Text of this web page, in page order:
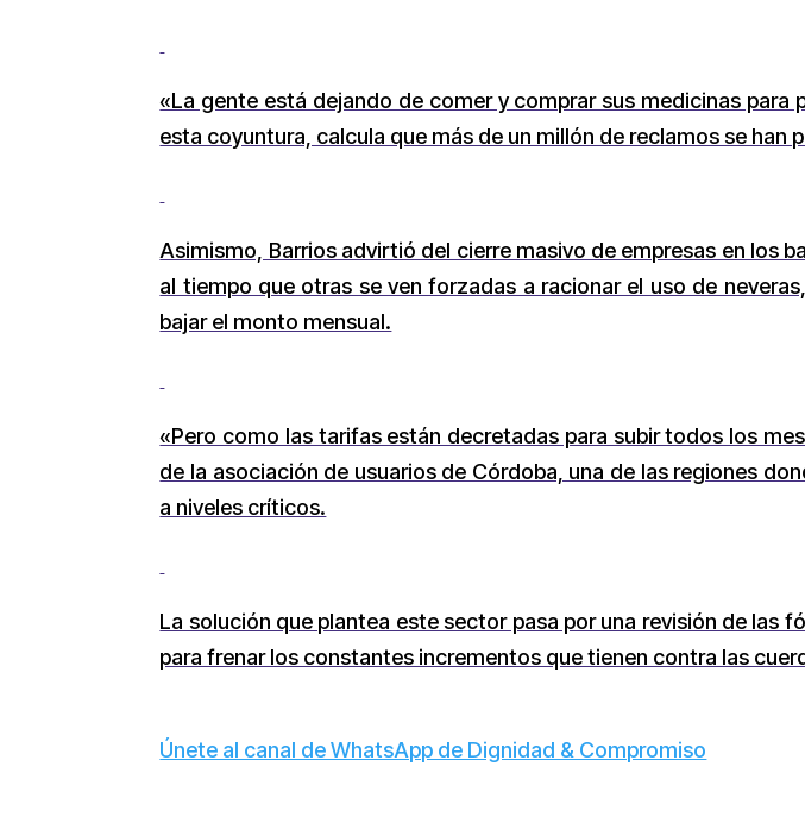
«La gente está dejando de comer y comprar sus medicinas
esta coyuntura, calcula que más de un millón de reclamos se han
Asimismo, Barrios advirtió del cierre masivo de empresas en los
al tiempo que otras se ven forzadas a racionar el uso de
bajar el monto mensual.
«Pero como las tarifas están decretadas para subir todos los
de la asociación de usuarios de Córdoba, una de las regiones
a niveles críticos.
La solución que plantea este sector pasa por una revisión de las
para frenar los constantes incrementos que tienen contra las
Únete al canal de WhatsApp de Dignidad & Compromiso